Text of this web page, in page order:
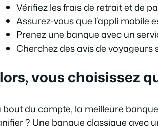
Vérifiez les frais de retrait et de
Assurez-vous que l’appli mobile
Prenez une banque avec un
Cherchez des avis de voyageurs
vous choisissez
bout du compte, la meilleure
? Une banque classique avec